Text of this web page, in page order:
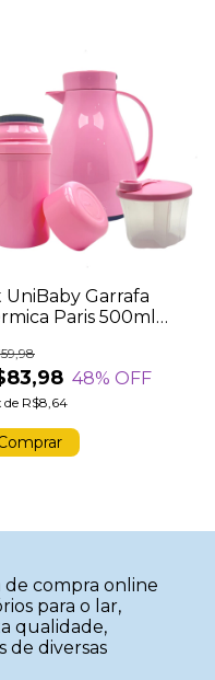
UniBaby Garrafa
Paris 500ml
Dosador Leite Em
300ml Rosa
48% OFF
de R$8,64
compra online
para o lar,
qualidade,
de diversas